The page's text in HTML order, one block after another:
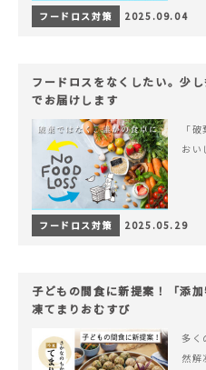
フードロス対策 2025.09.04
フードロスをなくしたい。少
でお届けします
「
おい
フードロス対策 2025.05.29
子どもの間食に新提案！「添
凍てまりおむすび
多く
然解